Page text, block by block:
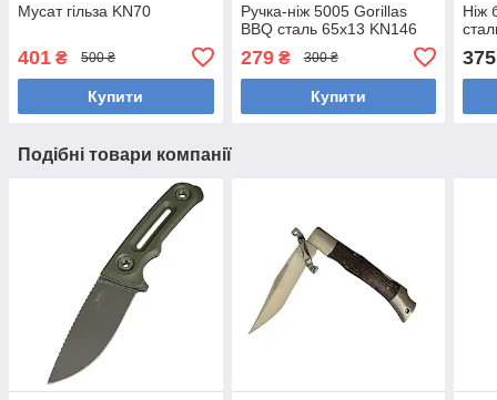
Мусат гільза KN70
401 ₴ 500 ₴
Купити
Ручка-ніж 5005 Gorillas
BBQ сталь 65х13 KN146
279₴ 300 ₴
Купити
Ніж
375
Подібні товари компанії